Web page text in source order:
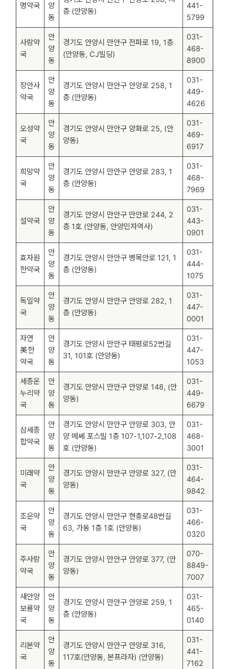
명약국
양
동
층 (안양동)
441-
5799
사랑약
국
안
양
동
경기도 안양시 만안구 전파로 19, 1층
(안양동, CJ빌딩)
031-
468-
8900
장안사
약국
안
양
동
경기도 안양시 만안구 안양로 258, 1
층 (안양동)
031-
449-
4626
오성약
국
안
양
동
경기도 안양시 만안구 양화로 25, (안
양동)
031-
469-
6917
희망약
국
안
양
동
경기도 안양시 만안구 안양로 283, 1
층 (안양동)
031-
468-
7969
설약국
안
양
동
경기도 안양시 만안구 만안로 244, 2
층 1호 (안양동, 안양민자역사)
031-
443-
0901
효자원
한약국
안
양
동
경기도 안양시 만안구 병목안로 121, 1
층 (안양동)
031-
444-
1075
독일약
국
안
양
동
경기도 안양시 만안구 안양로 282, 1
층 (안양동)
031-
447-
0001
자연
美한
약국
안
양
동
경기도 안양시 만안구 태평로52번길
31, 101호 (안양동)
031-
447-
1053
세종온
누리약
국
안
양
동
경기도 안양시 만안구 안양로 148, (안
양동)
031-
449-
6679
삼세종
합약국
안
양
동
경기도 안양시 만안구 안양로 303, 안
양 메쎄 포스빌 1층 107-1,107-2,108
호 (안양동)
031-
468-
3001
미래약
국
안
양
동
경기도 안양시 만안구 안양로 327, (안
양동)
031-
464-
9842
조은약
국
안
양
동
경기도 안양시 만안구 현충로48번길
63, 가동 1층 1호 (안양동)
031-
466-
0320
주사랑
약국
안
양
동
경기도 안양시 만안구 안양로 377, (안
양동)
070-
8849-
7007
새안양
보룡약
국
안
양
동
경기도 안양시 만안구 안양로 259, 1
층 (안양동)
031-
465-
0140
리본약
국
안
양
동
경기도 안양시 만안구 안양로 316,
117호(안양동, 본프라자) (안양동)
031-
441-
7162